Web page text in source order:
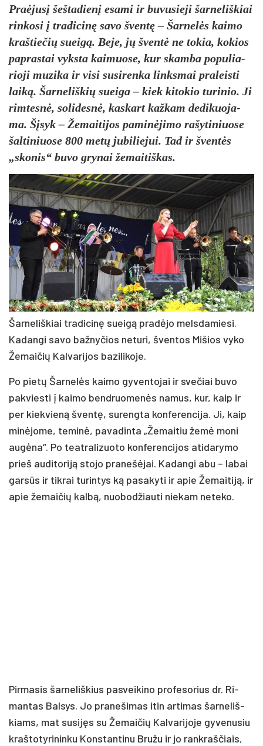
Praė­ju­sį šeš­ta­die­nį esa­mi ir bu­vu­sie­ji šar­ne­liš­kiai
rin­ko­si į tra­di­ci­nę sa­vo šven­tę – Šar­ne­lės kai­mo
kraš­tie­čių suei­gą. Be­je, jų šven­tė ne to­kia, ko­kios
pa­pras­tai vyks­ta kai­muo­se, kur skam­ba po­pu­lia­
rio­ji mu­zi­ka ir vi­si su­si­ren­ka links­mai pra­leis­ti
lai­ką. Šar­ne­liš­kių suei­ga – kiek ki­to­kio tu­ri­nio. Ji
rim­tes­nė, so­li­des­nė, kas­kart kaž­kam de­di­kuo­ja­
ma. Šį­syk – Že­mai­ti­jos pa­mi­nė­ji­mo ra­šy­ti­niuo­se
šal­ti­niuo­se 800 me­tų ju­bi­lie­jui. Tad ir šven­tės
„sko­nis“ bu­vo gry­nai že­mai­tiš­kas.
Šar­ne­liš­kiai tra­di­ci­nę suei­gą pra­dė­jo mels­da­mie­si.
Ka­dan­gi sa­vo baž­ny­čios ne­tu­ri, šven­tos Mi­šios vy­ko
Že­mai­čių Kal­va­ri­jos ba­zi­li­ko­je.
Po pie­tų Šar­ne­lės kai­mo gy­ven­to­jai ir sve­čiai bu­vo
pa­kvies­ti į kai­mo bend­ruo­me­nės na­mus, kur, kaip ir
per kiek­vie­ną šven­tę, su­reng­ta kon­fe­ren­ci­ja. Ji, kaip
mi­nė­jo­me, te­mi­nė, pa­va­din­ta „Že­mai­tiu že­mė mo­ni
au­gė­na“. Po teat­ra­li­zuo­to kon­fe­ren­ci­jos ati­da­ry­mo
prieš au­di­to­ri­ją sto­jo pra­ne­šė­jai. Ka­dan­gi abu – la­bai
gar­sūs ir tik­rai tu­rin­tys ką pa­sa­ky­ti ir apie Že­mai­ti­ją, ir
apie že­mai­čių kal­bą, nuo­bo­džiau­ti nie­kam ne­te­ko.
Pir­ma­sis šar­ne­liš­kius pa­svei­ki­no pro­fe­so­rius dr. Ri­
man­tas Bal­sys. Jo pra­ne­ši­mas itin ar­ti­mas šar­ne­liš­
kiams, mat su­si­jęs su Že­mai­čių Kal­va­ri­jo­je gy­ve­nu­siu
kraš­to­ty­ri­nin­ku Kons­tan­ti­nu Bru­žu ir jo rank­raš­čiais,